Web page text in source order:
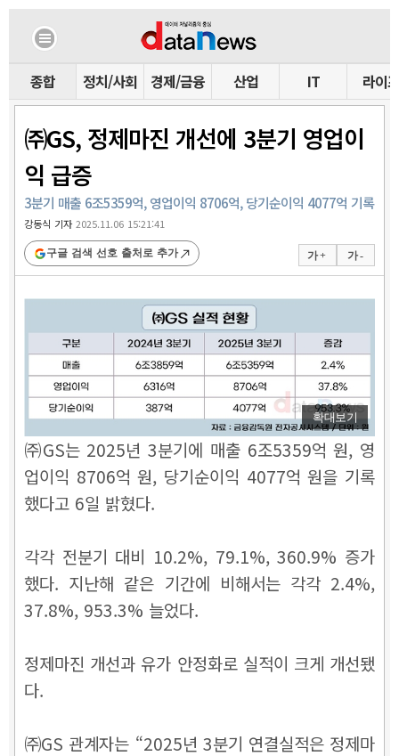
종합 정치/사회 경제/금융 산업 IT 라이프
㈜GS, 정제마진 개선에 3분기 영업이
익 급증
3분기 매출 6조5359억, 영업이익 8706억, 당기순이익 4077억 기록
강동식 기자2025.11.06 15:21:41
가 + 가 -
구글 검색 선호 출처로 추가
확대보기
㈜GS는 2025년 3분기에 매출 6조5359억 원, 영
업이익 8706억 원, 당기순이익 4077억 원을 기록
했다고 6일 밝혔다.
각각 전분기 대비 10.2%, 79.1%, 360.9% 증가
했다. 지난해 같은 기간에 비해서는 각각 2.4%,
37.8%, 953.3% 늘었다.
정제마진 개선과 유가 안정화로 실적이 크게 개선됐
다.
㈜GS 관계자는 “2025년 3분기 연결실적은 정제마